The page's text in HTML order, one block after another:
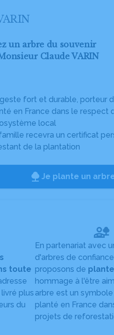
un arbre du souvenir
Claude VARIN
fort et durable, porteur
en France dans le respect
local
recevra un certificat
de la plantation
Je plante un
toute
plus
du
En partenariat avec
d'arbres de
proposons de
hommage à l'être
arbre est un
planté en France
projets de